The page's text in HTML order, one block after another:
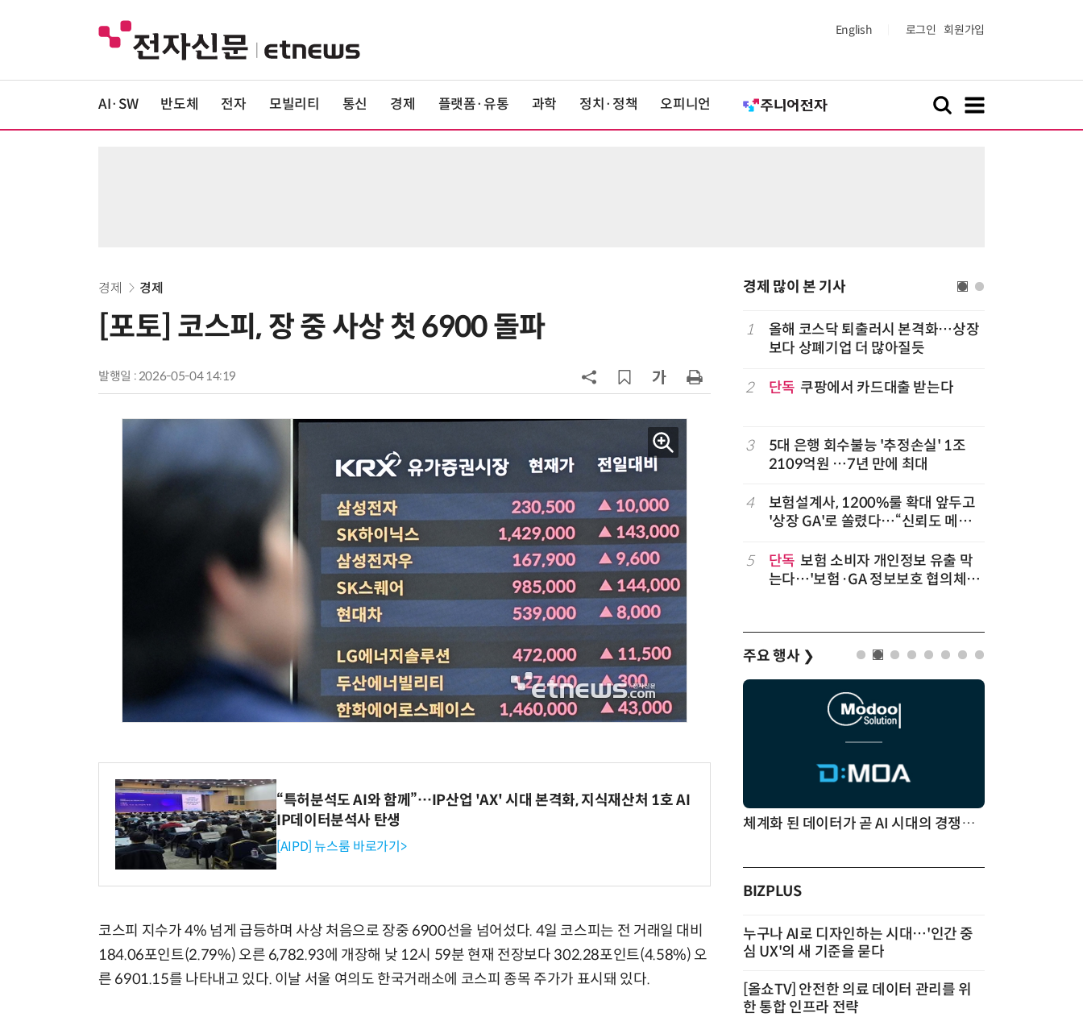
English 로그인 회원가입
AI·SW 반도체 전자 모빌리티 통신 경제 플랫폼·유통 과학 정치·정책 오피니언
경제 경제
[포토] 코스피, 장 중 사상 첫 6900 돌파
발행일 : 2026-05-04 14:19
“특허분석도 AI와 함께”…IP산업 'AX' 시대 본격화, 지식재산처 1호 AI
IP데이터분석사 탄생
[AIPD] 뉴스룸 바로가기>
코스피 지수가 4% 넘게 급등하며 사상 처음으로 장중 6900선을 넘어섰다. 4일 코스피는 전 거래일 대비
184.06포인트(2.79%) 오른 6,782.93에 개장해 낮 12시 59분 현재 전장보다 302.28포인트(4.58%) 오
른 6901.15를 나타내고 있다. 이날 서울 여의도 한국거래소에 코스피 종목 주가가 표시돼 있다.
경제 많이 본 기사
6
LG 엑사원, 中企 제조현장 '전파'…
'상업용 디스플레이 빌려쓴다' …LG
'게이밍위크' 삼성전자-LG전자 유럽
서 TV·모니터 '大戰'
“상장폐지 막아라”…중소 가전 기업,
주가 부양 '총력전'
코스피 급등에 매수 사이드카 발동
1
올해 코스닥 퇴출러시 본격화…상장
보다 상폐기업 더 많아질듯
2 단독 쿠팡에서 카드대출 받는다
3
5대 은행 회수불능 '추정손실' 1조
2109억원 …7년 만에 최대
4
보험설계사, 1200%룰 확대 앞두고
'상장 GA'로 쏠렸다…“신뢰도 메리
5
단독 보험 소비자 개인정보 유출 막
는다…'보험·GA 정보보호 협의체'
주요 행사 ❯
체계화 된 데이터가 곧 AI 시대의 경쟁력이다
BIZPLUS
누구나 AI로 디자인하는 시대…'인간 중
심 UX'의 새 기준을 묻다
[올쇼TV] 안전한 의료 데이터 관리를 위
한 통합 인프라 전략